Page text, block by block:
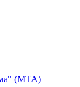
(MTA)